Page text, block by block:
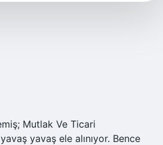
Mutlak Ve Ticari
yavaş ele alınıyor. Bence